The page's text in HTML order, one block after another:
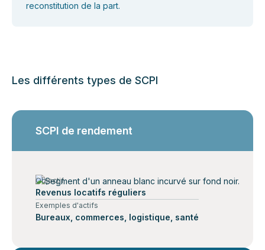
reconstitution de la part.
Les différents types de SCPI
SCPI de rendement
Objectif
Revenus locatifs réguliers
Exemples d'actifs
Bureaux, commerces, logistique, santé